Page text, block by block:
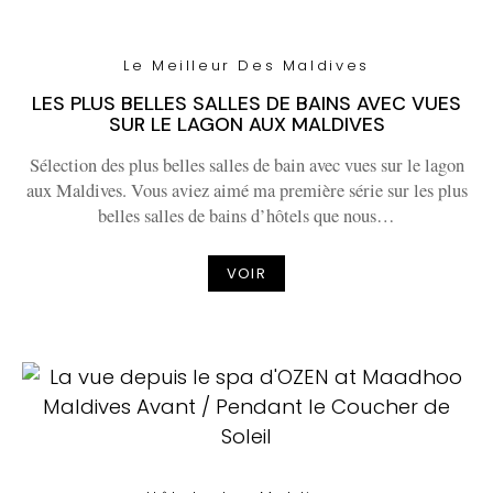
Le Meilleur Des Maldives
LES PLUS BELLES SALLES DE BAINS AVEC VUES
SUR LE LAGON AUX MALDIVES
Sélection des plus belles salles de bain avec vues sur le lagon
aux Maldives. Vous aviez aimé ma première série sur les plus
belles salles de bains d’hôtels que nous…
VOIR